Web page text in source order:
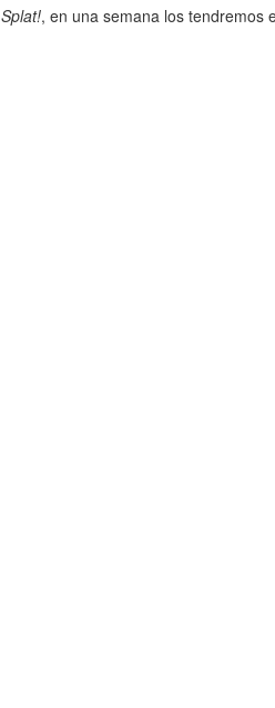
Splat!, en una semana los tendremos